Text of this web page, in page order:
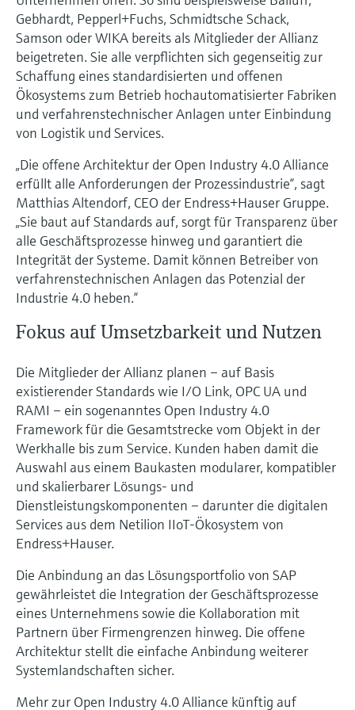
Device Viewer
Produktspezifische Informationen und
Dokumente finden
Ersatzteilsuche
Ersatzteile anhand von Produktwurzel,
Bestellcode oder Seriennummer finden
Füllstandsmessung
Füllstandsmessung Druck
Alle ansehen
Analysatoren für Härte, Eisen,
Aluminium & Chromat
Prozessphotometer
Mikrowellentransmission
Memosens-Technologie
Alle ansehen
Gebhardt, Pepperl+Fuchs, Schmidtsche Schack,
Samson oder WIKA bereits als Mitglieder der Allianz
beigetreten. Sie alle verpflichten sich gegenseitig zur
Schaffung eines standardisierten und offenen
Ökosystems zum Betrieb hochautomatisierter Fabriken
und verfahrenstechnischer Anlagen unter Einbindung
von Logistik und Services.
„Die offene Architektur der Open Industry 4.0 Alliance
erfüllt alle Anforderungen der Prozessindustrie“, sagt
Matthias Altendorf, CEO der Endress+Hauser Gruppe.
„Sie baut auf Standards auf, sorgt für Transparenz über
alle Geschäftsprozesse hinweg und garantiert die
Integrität der Systeme. Damit können Betreiber von
verfahrenstechnischen Anlagen das Potenzial der
Industrie 4.0 heben.“
Fokus auf Umsetzbarkeit und Nutzen
Die Mitglieder der Allianz planen – auf Basis
existierender Standards wie I/O Link, OPC UA und
RAMI – ein sogenanntes Open Industry 4.0
Framework für die Gesamtstrecke vom Objekt in der
Werkhalle bis zum Service. Kunden haben damit die
Auswahl aus einem Baukasten modularer, kompatibler
und skalierbarer Lösungs- und
Dienstleistungskomponenten – darunter die digitalen
Services aus dem Netilion IIoT-Ökosystem von
Endress+Hauser.
Die Anbindung an das Lösungsportfolio von SAP
gewährleistet die Integration der Geschäftsprozesse
eines Unternehmens sowie die Kollaboration mit
Partnern über Firmengrenzen hinweg. Die offene
Architektur stellt die einfache Anbindung weiterer
Systemlandschaften sicher.
Mehr zur Open Industry 4.0 Alliance künftig auf